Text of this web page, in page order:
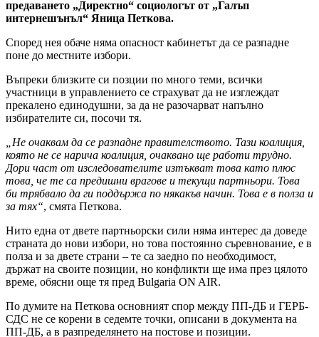
предаването „Директно“ социологът от „Галъп
интернешънъл“ Яница Петкова.
Според нея обаче няма опасност кабинетът да се разпадне
поне до местните избори.
Въпреки близките си позции по много теми, всички
участници в управлението се страхуват да не изглеждат
прекалено единодушни, за да не разочарват напълно
избирателите си, посочи тя.
„Не очаквам да се разпадне правителството. Тази коалиция,
която не се нарича коалиция, очаквано ще работи трудно.
Дори част от изследователите изтъкват това като плюс
това, че те са предишни врагове и текущи партньори. Това
би трябвало да ги поддържа по някакъв начин. Това е в полза и
за тях“, смята Петкова.
Нито една от двете партньорски сили няма интерес да доведе
страната до нови избори, но това постоянно съревнование, е в
полза и за двете страни – те са заедно по необходимост,
държат на своите позиции, но конфликти ще има през цялото
време, обясни още тя пред Bulgaria ON AIR.
По думите на Петкова основният спор между ПП-ДБ и ГЕРБ-
СДС не се корени в седемте точки, описани в документа на
ПП-ДБ, а в разпределянето на постове и позиции.